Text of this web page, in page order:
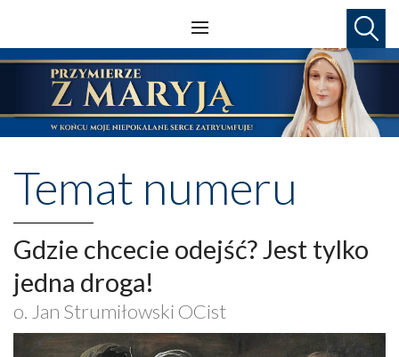
Temat numeru
Gdzie chcecie odejść? Jest tylko
jedna droga!
o. Jan Strumiłowski OCist